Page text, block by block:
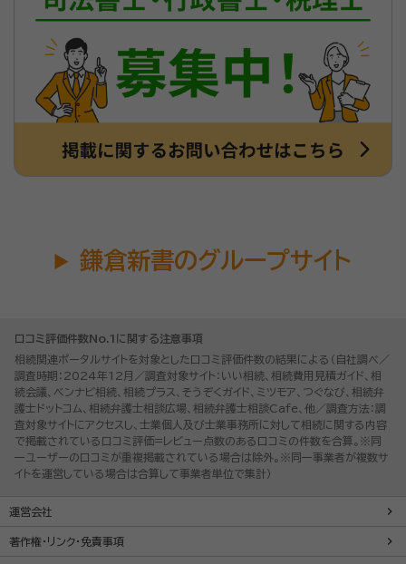
鎌倉新書のグループサイト
口コミ評価件数No.1に関する注意事項
相続関連ポータルサイトを対象とした口コミ評価件数の結果による（自社調べ／
調査時期：2024年12月／調査対象サイト：いい相続、相続費用見積ガイド、相
続会議、ベンナビ相続、相続プラス、そうぞくガイド、ミツモア、つぐなび、相続弁
護士ドットコム、相続弁護士相談広場、相続弁護士相談Cafe、他／調査方法：調
査対象サイトにアクセスし、士業個人及び士業事務所に対して相続に関する内容
で掲載されている口コミ評価=レビュー点数のある口コミの件数を合算。※同
一ユーザーの口コミが重複掲載されている場合は除外。※同一事業者が複数サ
イトを運営している場合は合算して事業者単位で集計）
運営会社
著作権・リンク・免責事項